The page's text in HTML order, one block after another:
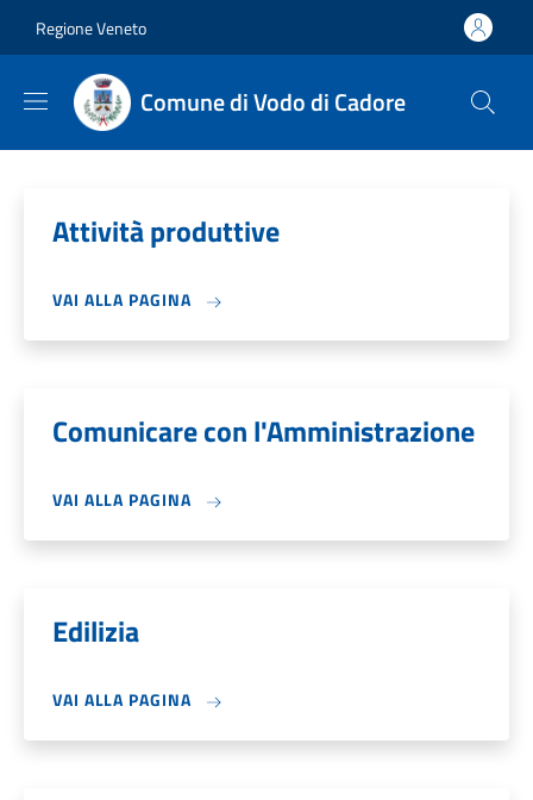
Regione Veneto
Comune di Vodo di Cadore
Attività produttive
VAI ALLA PAGINA
Comunicare con l'Amministrazione
VAI ALLA PAGINA
Edilizia
VAI ALLA PAGINA